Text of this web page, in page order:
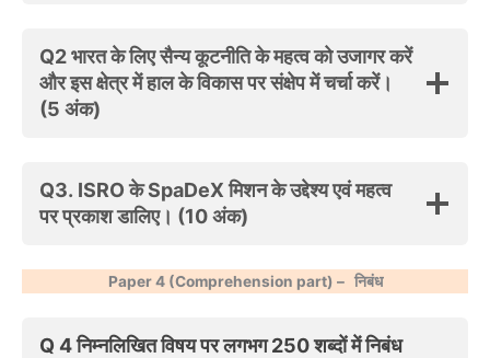
Q2भारत के लिए सैन्य कूटनीति के महत्व को उजागर करें
और इस क्षेत्र में हाल के विकास पर संक्षेप में चर्चा करें।
(5 अंक)
Q3. ISRO के SpaDeX मिशन के उद्देश्य एवं महत्व
पर प्रकाश डालिए। (10 अंक)
Paper 4 (Comprehension part) – निबंध
Q 4 निम्नलिखित विषय पर लगभग 250 शब्दों में निबंध